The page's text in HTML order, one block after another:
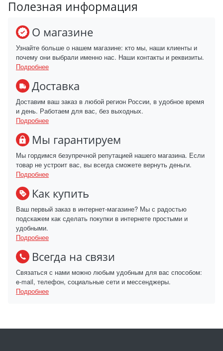
Полезная информация
О магазине
Узнайте больше о нашем магазине: кто мы, наши клиенты и
почему они выбрали именно нас. Наши контакты и реквизиты.
Подробнее
Доставка
Доставим ваш заказ в любой регион России, в удобное время
и день. Работаем для вас, без выходных.
Подробнее
Мы гарантируем
Мы гордимся безупречной репутацией нашего магазина. Если
товар не устроит вас, вы всегда сможете вернуть деньги.
Подробнее
Как купить
Ваш первый заказ в интернет-магазине? Мы с радостью
подскажем как сделать покупки в интернете простыми и
удобными.
Подробнее
Всегда на связи
Связаться с нами можно любым удобным для вас способом:
e-mail, телефон, социальные сети и мессенджеры.
Подробнее